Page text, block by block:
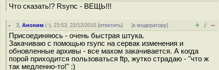
Что сказать!? Rsync - ВЕЩЬ!!!
3 ,Аноним (-), 23:53, 22/12/2015 [ответить] [к модератору] + / –
Присоединяюсь - очень быстрая штука.
Закачиваю с помощью rsync на сервак изменения и
обновленные архивы - все махом закачивается. А когда
порой приходится пользоваться ftp, жутко страдаю - "что ж
так медленно-то!" :)